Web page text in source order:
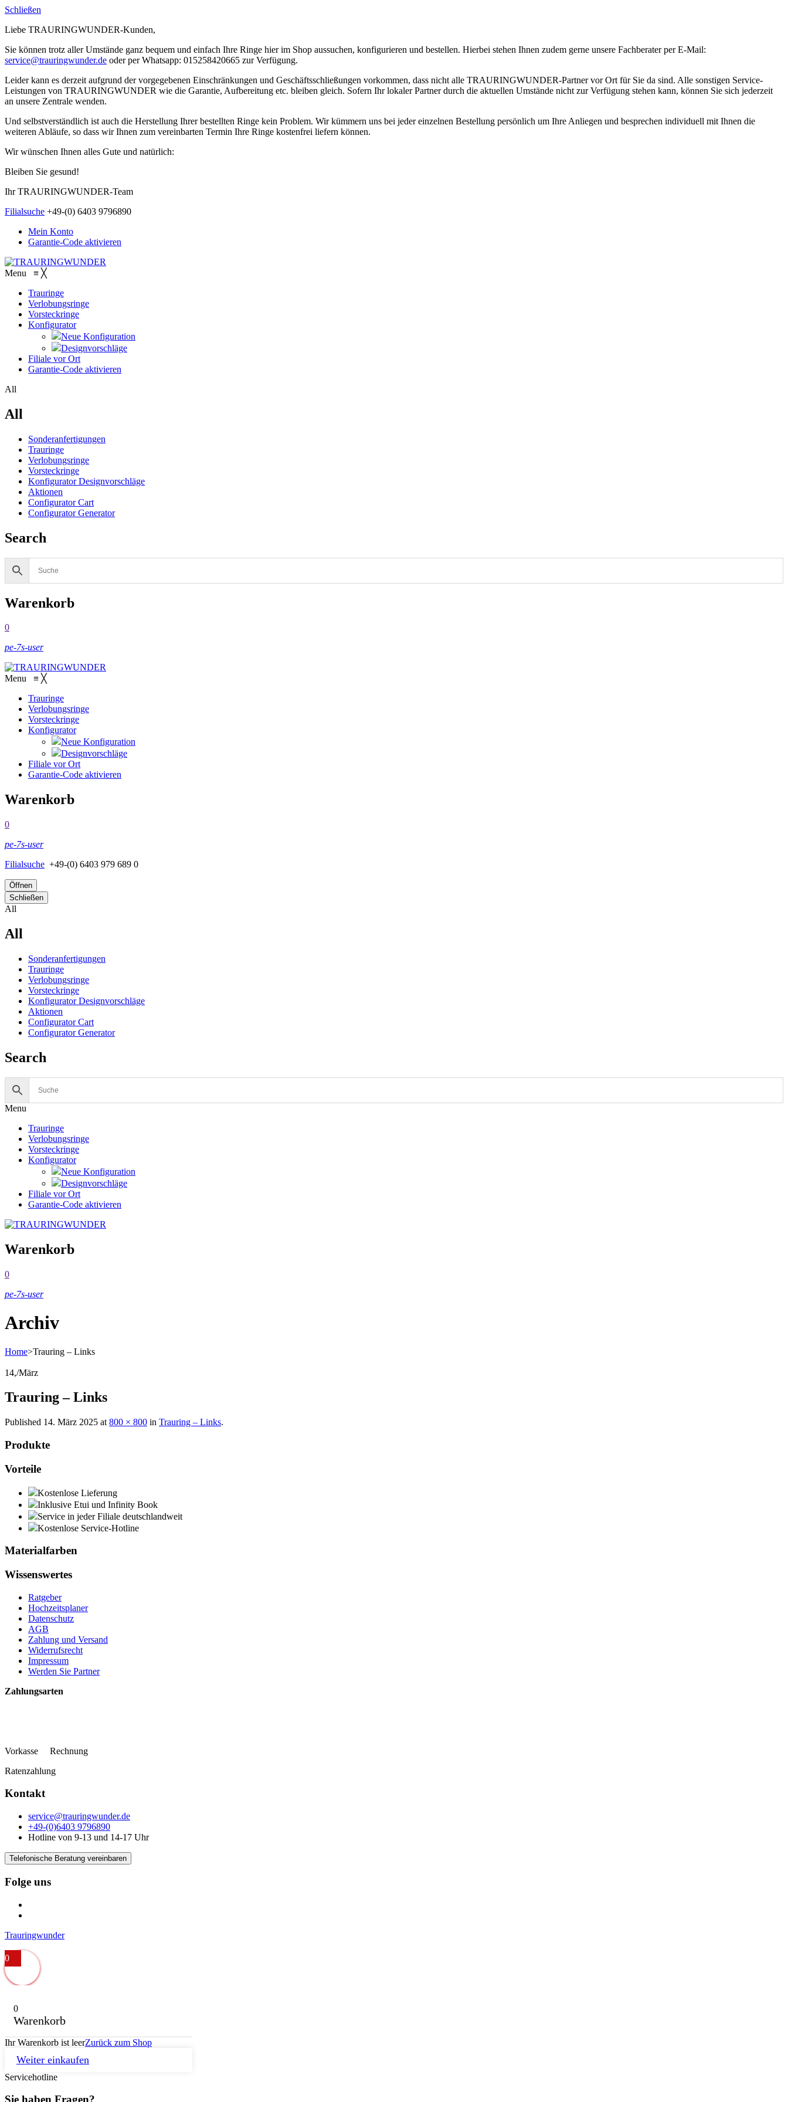
Schließen
Liebe TRAURINGWUNDER-Kunden,
Sie können trotz aller Umstände ganz bequem und einfach Ihre Ringe hier im Shop aussuchen, konfigurieren und bestellen. Hierbei stehen Ihnen zudem gerne unsere Fachberater per E-Mail:
service@trauringwunder.de oder per Whatsapp: 015258420665 zur Verfügung.
Leider kann es derzeit aufgrund der vorgegebenen Einschränkungen und Geschäftsschließungen vorkommen, dass nicht alle TRAURINGWUNDER-Partner vor Ort für Sie da sind. Alle sonstigen Service-
Leistungen von TRAURINGWUNDER wie die Garantie, Aufbereitung etc. bleiben gleich. Sofern Ihr lokaler Partner durch die aktuellen Umstände nicht zur Verfügung stehen kann, können Sie sich jederzeit
an unsere Zentrale wenden.
Und selbstverständlich ist auch die Herstellung Ihrer bestellten Ringe kein Problem. Wir kümmern uns bei jeder einzelnen Bestellung persönlich um Ihre Anliegen und besprechen individuell mit Ihnen die
weiteren Abläufe, so dass wir Ihnen zum vereinbarten Termin Ihre Ringe kostenfrei liefern können.
Wir wünschen Ihnen alles Gute und natürlich:
Bleiben Sie gesund!
Ihr TRAURINGWUNDER-Team
Filialsuche +49-(0) 6403 9796890
Mein Konto
Garantie-Code aktivieren
Menu ≡ ╳
Trauringe
Verlobungsringe
Vorsteckringe
Konfigurator
Neue Konfiguration
Designvorschläge
Filiale vor Ort
Garantie-Code aktivieren
All
All
Sonderanfertigungen
Trauringe
Verlobungsringe
Vorsteckringe
Konfigurator Designvorschläge
Aktionen
Configurator Cart
Configurator Generator
Search
Warenkorb
0
pe-7s-user
Menu ≡ ╳
Trauringe
Verlobungsringe
Vorsteckringe
Konfigurator
Neue Konfiguration
Designvorschläge
Filiale vor Ort
Garantie-Code aktivieren
Warenkorb
0
pe-7s-user
Filialsuche +49-(0) 6403 979 689 0
Öffnen
Schließen
All
All
Sonderanfertigungen
Trauringe
Verlobungsringe
Vorsteckringe
Konfigurator Designvorschläge
Aktionen
Configurator Cart
Configurator Generator
Search
Menu
Trauringe
Verlobungsringe
Vorsteckringe
Konfigurator
Neue Konfiguration
Designvorschläge
Filiale vor Ort
Garantie-Code aktivieren
Warenkorb
0
pe-7s-user
Archiv
Home>Trauring – Links
14,/März
Trauring – Links
Published 14. März 2025 at 800 × 800 in Trauring – Links.
Produkte
Vorteile
Kostenlose Lieferung
Inklusive Etui und Infinity Book
Service in jeder Filiale deutschlandweit
Kostenlose Service-Hotline
Materialfarben
Wissenswertes
Ratgeber
Hochzeitsplaner
Datenschutz
AGB
Zahlung und Versand
Widerrufsrecht
Impressum
Werden Sie Partner
Zahlungsarten
Vorkasse Rechnung
Ratenzahlung
Kontakt
service@trauringwunder.de
+49-(0)6403 9796890
Hotline von 9-13 und 14-17 Uhr
Telefonische Beratung vereinbaren
Folge uns
Trauringwunder
0
0
Warenkorb
Ihr Warenkorb ist leerZurück zum Shop
Weiter einkaufen
Servicehotline
Sie haben Fragen?